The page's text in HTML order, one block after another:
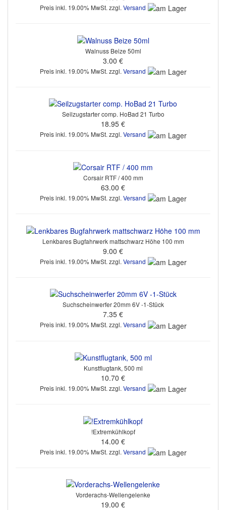
Preis inkl. 19.00% MwSt. zzgl. Versand
Walnuss Beize 50ml
3.00 €
Preis inkl. 19.00% MwSt. zzgl. Versand
Seilzugstarter comp. HoBad 21 Turbo
18.95 €
Preis inkl. 19.00% MwSt. zzgl. Versand
Corsair RTF / 400 mm
63.00 €
Preis inkl. 19.00% MwSt. zzgl. Versand
Lenkbares Bugfahrwerk mattschwarz Höhe 100 mm
9.00 €
Preis inkl. 19.00% MwSt. zzgl. Versand
Suchscheinwerfer 20mm 6V -1-Stück
7.35 €
Preis inkl. 19.00% MwSt. zzgl. Versand
Kunstflugtank, 500 ml
10.70 €
Preis inkl. 19.00% MwSt. zzgl. Versand
!Extremkühlkopf
14.00 €
Preis inkl. 19.00% MwSt. zzgl. Versand
Vorderachs-Wellengelenke
19.00 €